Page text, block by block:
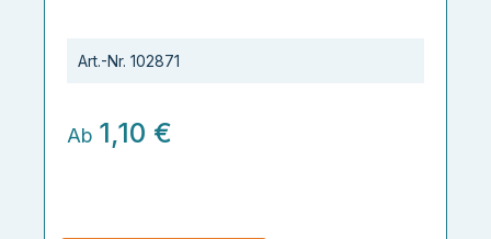
Art.-Nr. 102871
Ab 1,10 €